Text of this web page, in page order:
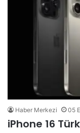
Haber Merkezi 05
iPhone 16